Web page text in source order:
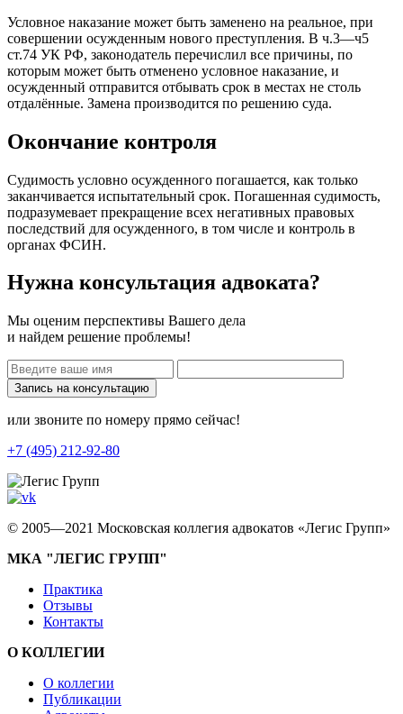
Условное наказание может быть заменено на реальное, при
совершении осужденным нового преступления. В ч.3—ч5
ст.74 УК РФ, законодатель перечислил все причины, по
которым может быть отменено условное наказание, и
осужденный отправится отбывать срок в местах не столь
отдалённые. Замена производится по решению суда.
Окончание контроля
Судимость условно осужденного погашается, как только
заканчивается испытательный срок. Погашенная судимость,
подразумевает прекращение всех негативных правовых
последствий для осужденного, в том числе и контроль в
органах ФСИН.
Нужна консультация адвоката?
Мы оценим перспективы Вашего дела
и найдем решение проблемы!
Запись на консультацию
или звоните по номеру прямо сейчас!
+7 (495) 212-92-80
© 2005—2021 Московская коллегия адвокатов «Легис Групп»
МКА "ЛЕГИС ГРУПП"
Практика
Отзывы
Контакты
О КОЛЛЕГИИ
О коллегии
Публикации